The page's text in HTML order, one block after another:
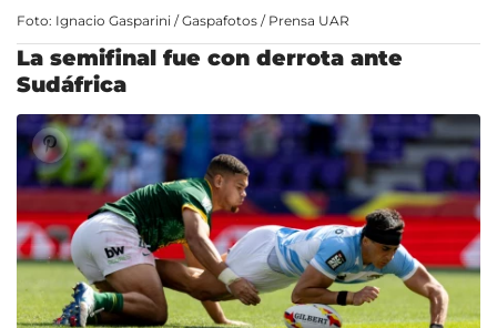
Foto: Ignacio Gasparini / Gaspafotos / Prensa UAR
La semifinal fue con derrota ante
Sudáfrica